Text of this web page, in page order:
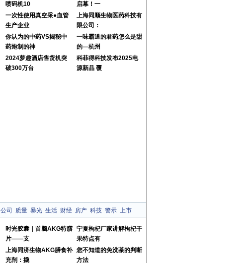
喷码机10
启幕！一
一次性使用真空采●血管
生产企业
上海同顺生物医药科技有
限公司：
你认为的中药VS揭秘中
药炮制的神
一味霸道的君药怎么是甜
的—杭州
2024萝趣酒店售货机突
破300万台
科菲得科技发布2025电
源新品 覆
公司 质量 暴光 生活 财经 房产 科技 警示 上市
时光胶囊｜首脑AKG特膳
片——支
宁夏枸杞厂家讲解枸杞干
果特点有
上海同济生物AKG膳食补
充剂：撬
您不知道的免洗茶的判断
方法